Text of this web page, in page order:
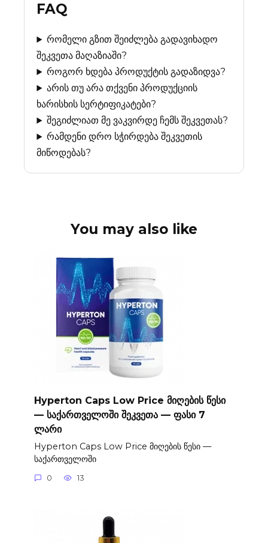
FAQ
რომელი გზით შეიძლება გადავიხადო
შეკვეთა მაღაზიაში?
როგორ ხდება პროდუქტის გადაზიდვა?
არის თუ არა თქვენი პროდუქციის
ხარისხის სერტიფიკატები?
შეგიძლიათ მე ვაკვირდე ჩემს შეკვეთას?
რამდენი დრო სჭირდება შეკვეთის
მიწოდებას?
You may also like
Hyperton Caps Low Price მიღების წესი
— საქართველოში შეკვეთა — ფასი 7
ლარი
Hyperton Caps Low Price მიღების წესი —
საქართველოში
0 13